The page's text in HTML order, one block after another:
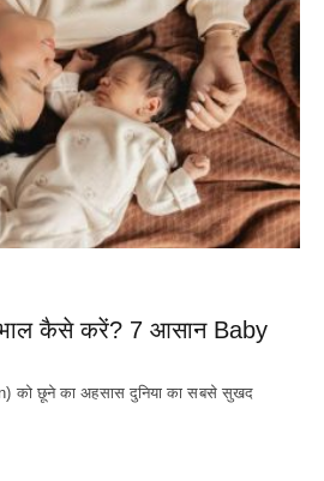
कैसे करें? 7 आसान Baby
को छूने का अहसास दुनिया का सबसे सुखद